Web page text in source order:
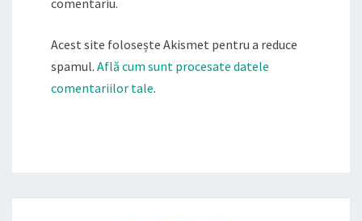
Acest site folosește Akismet pentru a reduce
spamul. Află cum sunt procesate datele
comentariilor tale.